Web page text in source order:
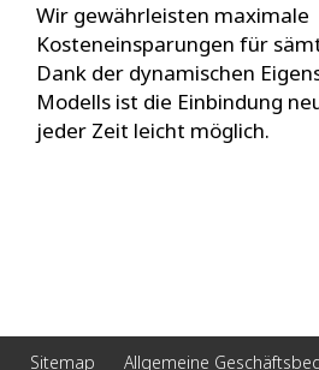
Wir gewährleisten maximale
Kosteneinsparungen für
Dank der dynamischen
Modells ist die Einbindung
jeder Zeit leicht möglich.
Sitemap Allgemeine